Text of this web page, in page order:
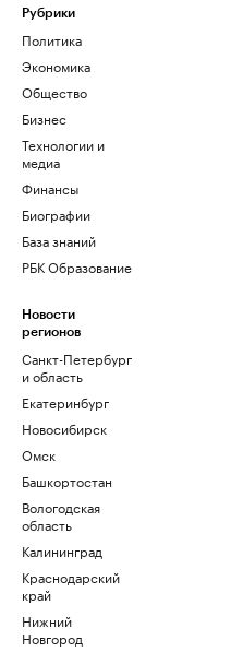
Рубрики
Политика
Экономика
Общество
Бизнес
Технологии и
медиа
Финансы
Биографии
База знаний
РБК Образование
Новости
регионов
Санкт-Петербург
и область
Екатеринбург
Новосибирск
Омск
Башкортостан
Вологодская
область
Калининград
Краснодарский
край
Нижний
Новгород